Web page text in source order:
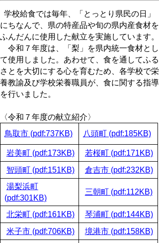
学校給食では毎年、「とっとり県民の日」
にちなんで、県の特産品や旬の県内産食材を
ふんだんに使用した献立を実施しています。
令和７年度は、「梨」を県内統一食材とし
て使用しました。あわせて、食を通してふる
さとを大切にする心を育むため、各学校で栄
養教諭及び学校栄養職員が、食に関する指導
を行いました。
〈令和７年度の献立紹介〉
鳥取市 (pdf:737KB) 八頭町 (pdf:185KB)
岩美町 (pdf:173KB)
若桜町 (pdf:171KB)
智頭町 (pdf:151KB)
倉吉市 (pdf:232KB)
湯梨浜町
(pdf:301KB)
三朝町 (pdf:112KB)
北栄町 (pdf:161KB)
琴浦町 (pdf:144KB)
米子市 (pdf:706KB)
境港市 (pdf:158KB)